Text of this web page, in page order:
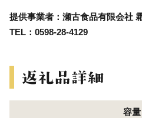
提供事業者：瀬古食品有限会社
TEL：0598-28-4129
容量